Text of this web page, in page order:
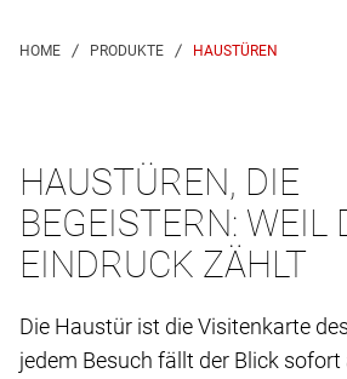
HAUSTÜREN
HAUSTÜREN, DIE
BEGEISTERN: WEIL
EINDRUCK ZÄHLT
Die Haustür ist die Visitenkarte
jedem Besuch fällt der Blick sofort